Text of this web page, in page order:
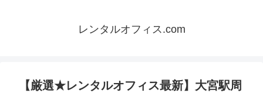
レンタルオフィス.com
【厳選★レンタルオフィス最新】大宮駅周